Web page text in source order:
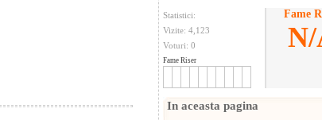
Statistici:
Vizite: 4,123
Voturi: 0
Fame Riser
Fame
In aceasta pagina